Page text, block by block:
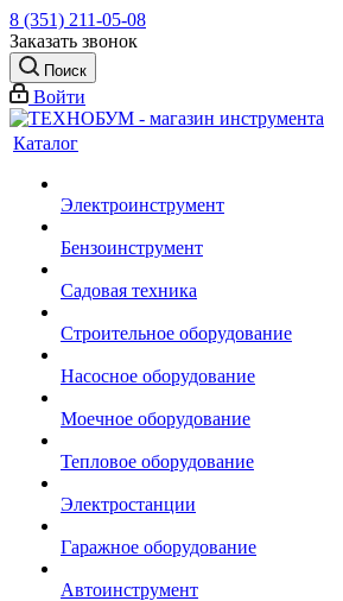
8 (351) 211-05-08
Заказать звонок
Поиск
Войти
Каталог
Электроинструмент
Бензоинструмент
Садовая техника
Строительное оборудование
Насосное оборудование
Моечное оборудование
Тепловое оборудование
Электростанции
Гаражное оборудование
Автоинструмент